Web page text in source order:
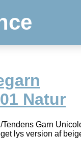
Natur
Garn
lys version af